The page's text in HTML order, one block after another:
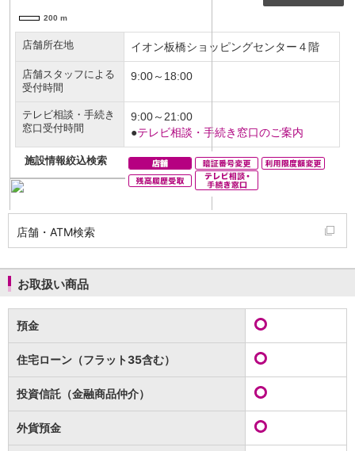
金銭信託のしくみ
取扱商品一覧
iDeCo・国民年金基金
iDeCo（個人型確定拠出年金）
国民年金基金
ロボアドバイザークラウドファンディングTOP
WealthNavi for イオン銀行（ロボアドバイザー）
まいクラウドファンディング
ローン
住宅ローン
新規お借入れの方
お借換えの方
フラット35
リ・バース60
カードローン
目的別ローンマイページ
保険
保険TOP
医療保険
就業不能保険
店舗・ATM検索
お取扱い商品
預金
住宅ローン（フラット35含む）
投資信託（金融商品仲介）
外貨預金